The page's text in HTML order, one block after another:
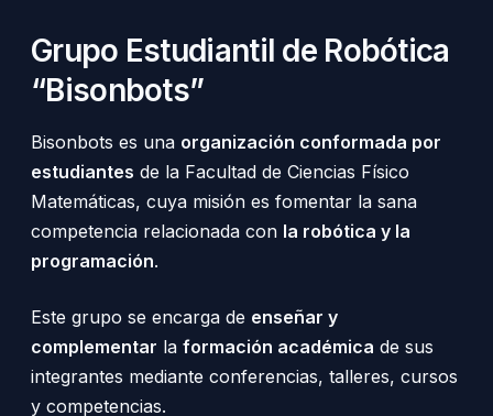
Grupo Estudiantil de Robótica
“Bisonbots”
Bisonbots es una organización conformada por
estudiantes de la Facultad de Ciencias Físico
Matemáticas, cuya misión es fomentar la sana
competencia relacionada con la robótica y la
programación.
Este grupo se encarga de enseñar y
complementar la formación académica de sus
integrantes mediante conferencias, talleres, cursos
y competencias.